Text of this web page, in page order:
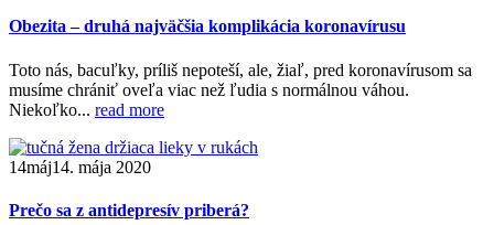
Obezita – druhá najväčšia komplikácia koronavírusu
Toto nás, bacuľky, príliš nepoteší, ale, žiaľ, pred koronavírusom sa
musíme chrániť oveľa viac než ľudia s normálnou váhou.
Niekoľko... read more
14máj14. mája 2020
Prečo sa z antidepresív priberá?